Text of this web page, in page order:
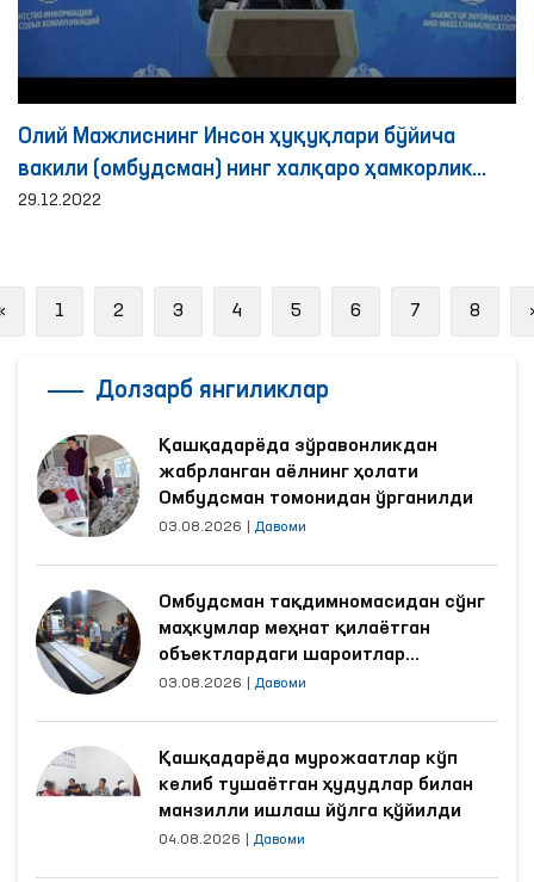
Олий Мажлиснинг Инсон ҳуқуқлари бўйича
вакили (омбудсман) нинг халқаро ҳамкорлик
йўналишидаги фаолияти ҳақида брифинг
29.12.2022
Previous
1 2 3 4 5 6 7 8
Долзарб янгиликлар
Қашқадарёда зўравонликдан
жабрланган аёлнинг ҳолати
Омбудсман томонидан ўрганилди
03.08.2026 Давоми
Омбудсман тақдимномасидан сўнг
маҳкумлар меҳнат қилаётган
объектлардаги шароитлар
яхшиланди
03.08.2026 Давоми
Қашқадарёда мурожаатлар кўп
келиб тушаётган ҳудудлар билан
манзилли ишлаш йўлга қўйилди
04.08.2026 Давоми